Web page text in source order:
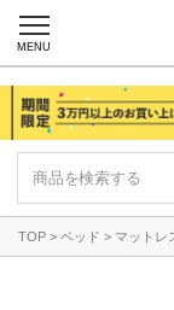
MENU
TOP ベッド マットレ